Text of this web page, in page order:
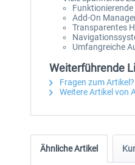
Add-On
Transparentes
Umfangreiche
Weiterführende
Fragen zum Artikel?
Weitere Artikel von
Ähnliche Artikel